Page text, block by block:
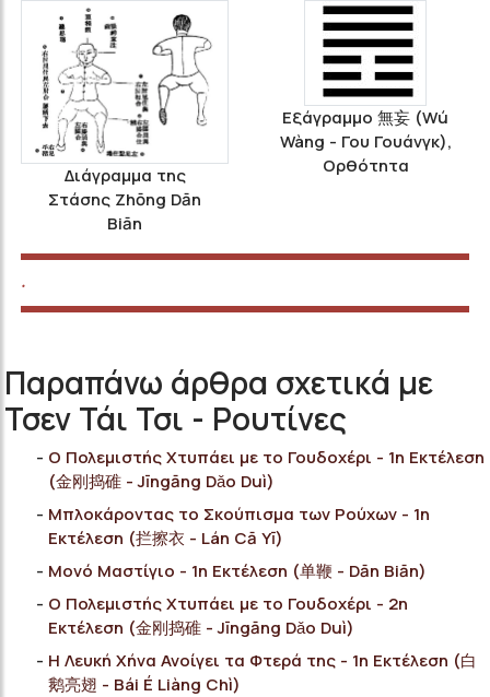
Διάγραμμα της
Στάσης Zhōng Dān
Biān
Εξάγραμμο 無妄 (Wú
Wàng - Γου Γουάνγκ),
Ορθότητα
.
Παραπάνω άρθρα σχετικά με
Τσεν Τάι Τσι - Ρουτίνες
Ο Πολεμιστής Χτυπάει με το Γουδοχέρι - 1η Εκτέλεση
(金刚捣碓 - Jīngāng Dǎo Duì)
Μπλοκάροντας το Σκούπισμα των Ρούχων - 1η
Εκτέλεση (拦擦衣 - Lán Cā Yī)
Μονό Μαστίγιο - 1η Εκτέλεση (单鞭 - Dān Biān)
Ο Πολεμιστής Χτυπάει με το Γουδοχέρι - 2η
Εκτέλεση (金刚捣碓 - Jīngāng Dǎo Duì)
Η Λευκή Χήνα Ανοίγει τα Φτερά της - 1η Εκτέλεση (白
鹅亮翅 - Bái É Liàng Chì)